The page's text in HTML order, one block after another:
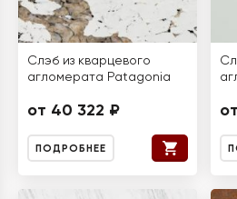
Слэб из кварцевого
агломерата Patagonia
от 40 322 ₽
ПОДРОБНЕЕ